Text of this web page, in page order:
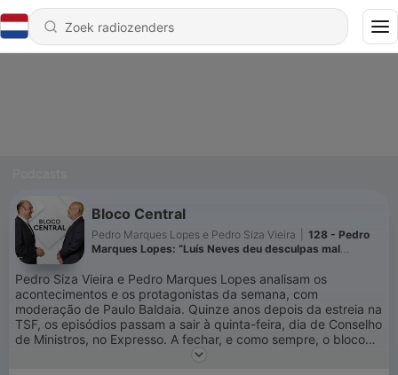
Bloco Central
Pedro Marques Lopes e Pedro Siza Vieira
128 - Pedro
Marques Lopes: “Luís Neves deu desculpas mal
Pedro Siza Vieira e Pedro Marques Lopes analisam os
acontecimentos e os protagonistas da semana, com
moderação de Paulo Baldaia. Quinze anos depois da estreia na
TSF, os episódios passam a sair à quinta-feira, dia de Conselho
de Ministros, no Expresso. A fechar, e como sempre, o bloco
central de interesses, com sugestões para as coisas